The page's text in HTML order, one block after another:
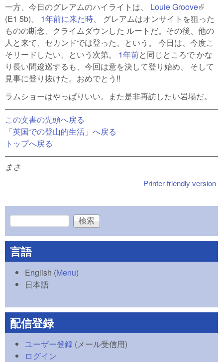
一方、今日のグレアムのハイライトは、 Louie Groove(link is
(E1 5b)。 1年前に来た時 、 グレアムはオンサイトを狙った
ものの断念、クライムダウンした ルートだ。その後、他の
人と来て、セカンドでは登った、という。 今日は、今度こ
そリードしたい、という次第。 1年前と同じところで かな
り長い間逡巡するも、今回は意を決して登り始め、 そして
見事に登り抜けた。おめでとう!!
ラムショーはやっぱりいい。また是非再訪したい岩場だ。
この文書の先頭へ戻る
「英国での登山的生活」へ戻る
トップへ戻る
まさ
Printer-friendly version
検索フォーム
検索
言語
English (Menu)
日本語
配信登録
ユーザー登録 (メール受信用)
ログイン